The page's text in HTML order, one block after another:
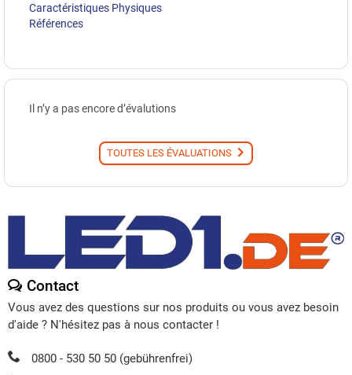
Caractéristiques Physiques
Références
Il n’y a pas encore d’évalutions
TOUTES LES ÉVALUATIONS
Contact
Vous avez des questions sur nos produits ou vous avez besoin
d'aide ? N'hésitez pas à nous contacter !
0800 - 530 50 50 (gebührenfrei)